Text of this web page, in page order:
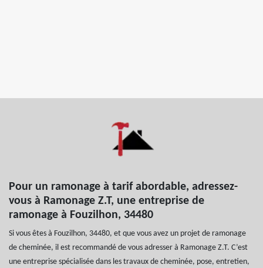
Pour un ramonage à tarif abordable, adressez-
vous à Ramonage Z.T, une entreprise de
ramonage à Fouzilhon, 34480
Si vous êtes à Fouzilhon, 34480, et que vous avez un projet de ramonage
de cheminée, il est recommandé de vous adresser à Ramonage Z.T. C’est
une entreprise spécialisée dans les travaux de cheminée, pose, entretien,